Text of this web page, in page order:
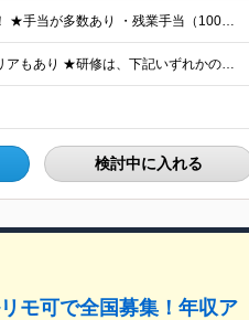
★月収35万円も可能！ ★ゆくゆくは年収700～800万円も！ ★手当が多数あり ・残業手当（100％）★1分単位で支給 ・資格手当（最大月6万円） ・結婚/出産祝金（最大3万円） 【首都圏・北関東
★勤務地は希望を最大限考慮 ★直行直帰OK ★車通勤のエリアもあり ★研修は、下記いずれかの研修センターで行います ・東京校（東京本社とアクセスは同様） ・大阪校（大阪府大阪市中央区道修町 2-1-1
検討中に入れる
モ可で全国募集！年収ア